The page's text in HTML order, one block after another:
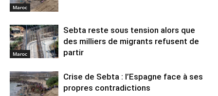
Maroc
Maroc
Sebta reste sous tension alors que
des milliers de migrants refusent de
partir
Crise de Sebta : l’Espagne face à ses
propres contradictions